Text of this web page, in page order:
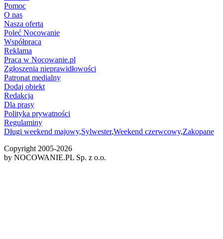
Pomoc
O nas
Nasza oferta
Poleć Nocowanie
Współpraca
Reklama
Praca w Nocowanie.pl
Zgłoszenia nieprawidłowości
Patronat medialny
Dodaj obiekt
Redakcja
Dla prasy
Polityka prywatności
Regulaminy
Długi weekend majowy,Sylwester,Weekend czerwcowy,Zakopane
Copyright 2005-2026
by NOCOWANIE.PL Sp. z o.o.